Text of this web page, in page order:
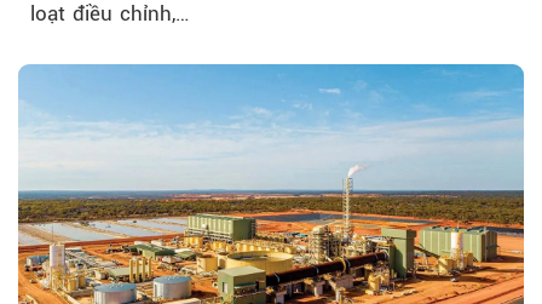
loạt điều chỉnh,…